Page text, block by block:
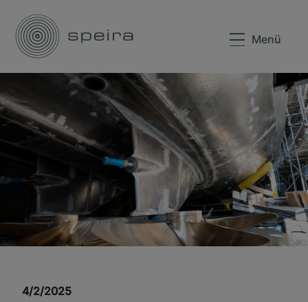
Menü
4/2/2025